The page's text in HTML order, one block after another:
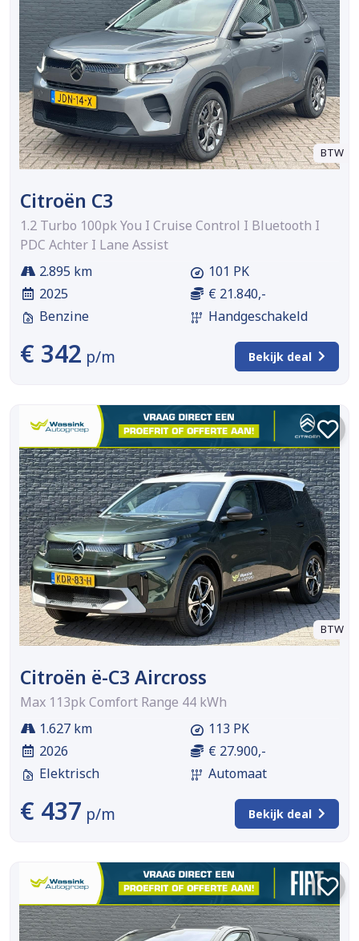
BTW
Citroën C3
1.2 Turbo 100pk You I Cruise Control I Bluetooth I
PDC Achter I Lane Assist
2.895 km
2025
Benzine
101 PK
€ 21.840,-
Handgeschakeld
€ 342 p/m Bekijk deal
BTW
Citroën ë-C3 Aircross
Max 113pk Comfort Range 44 kWh
1.627 km
2026
Elektrisch
113 PK
€ 27.900,-
Automaat
€ 437 p/m Bekijk deal